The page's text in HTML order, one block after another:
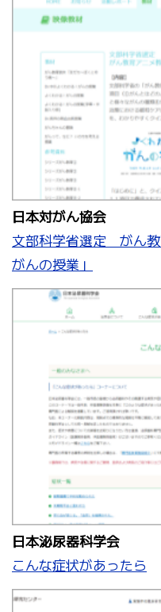
日本対がん協会
文部科学省選定 がん教
がんの授業」
日本泌尿器科学会
こんな症状があったら